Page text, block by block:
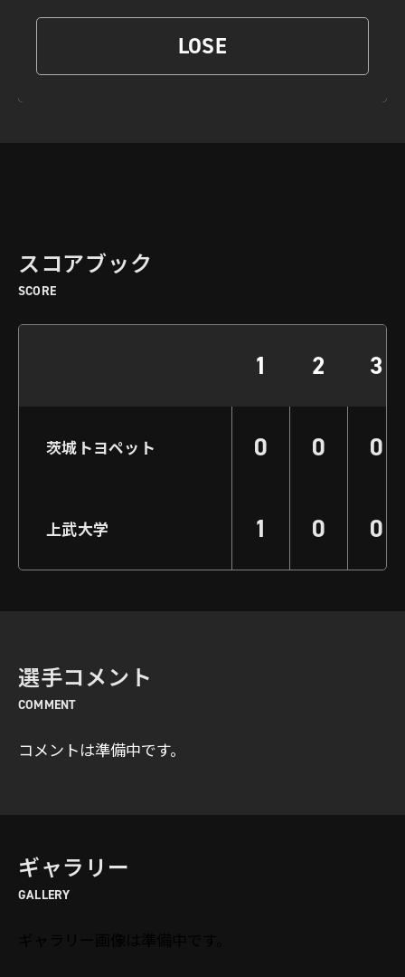
LOSE
スコアブック
SCORE
1 2 3
茨城トヨペット 0 0 0
上武大学 1 0 0
選手コメント
COMMENT
コメントは準備中です。
ギャラリー
GALLERY